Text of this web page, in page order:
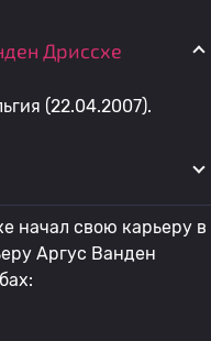
Дриссхе
(22.04.2007).
начал свою карьеру в
Аргус Ванден